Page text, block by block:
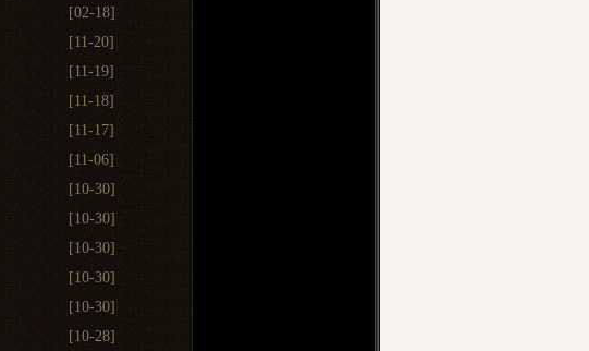
[02-18]
[11-20]
[11-19]
[11-18]
[11-17]
[11-06]
[10-30]
[10-30]
[10-30]
[10-30]
[10-30]
[10-28]